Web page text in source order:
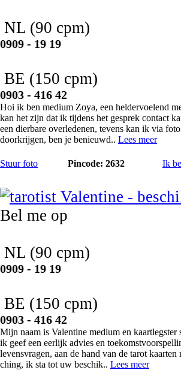
NL (90 cpm)
0909 - 19 19
BE (150 cpm)
0903 - 416 42
Hoi ik ben medium Zoya, een heldervoelend
kan het zijn dat ik tijdens het gesprek contact
een dierbare overledenen, tevens kan ik via
doorkrijgen, ben je benieuwd.. Lees meer
Stuur foto Pincode: 2632 Ik
Bel me op
NL (90 cpm)
0909 - 19 19
BE (150 cpm)
0903 - 416 42
Mijn naam is Valentine medium en kaartlegster
ik geef een eerlijk advies en
levensvragen, aan de hand van de tarot kaarten
ching, ik sta tot uw beschik.. Lees meer